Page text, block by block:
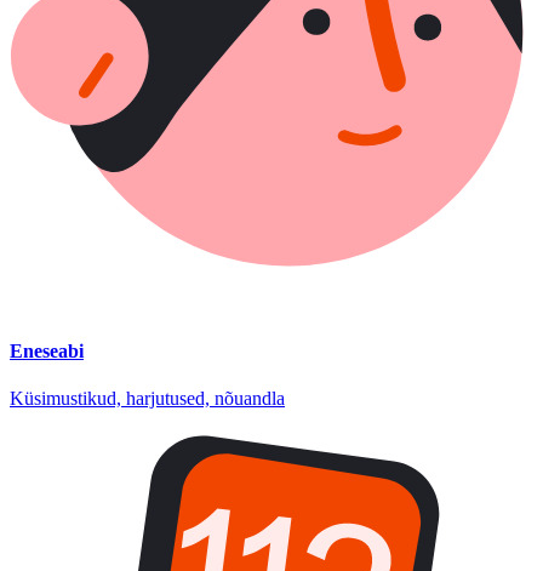
Eneseabi
Küsimustikud, harjutused, nõuandla